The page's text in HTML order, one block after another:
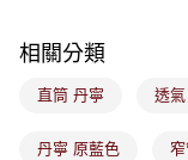
「AFTEE先享後付」，
任。
４．使用「AFTEE先享
時審查核予不同之上限
５．嚴禁一人註冊多個
免運費
免運費
相關分類
直筒 丹寧 透
丹寧 原藍色